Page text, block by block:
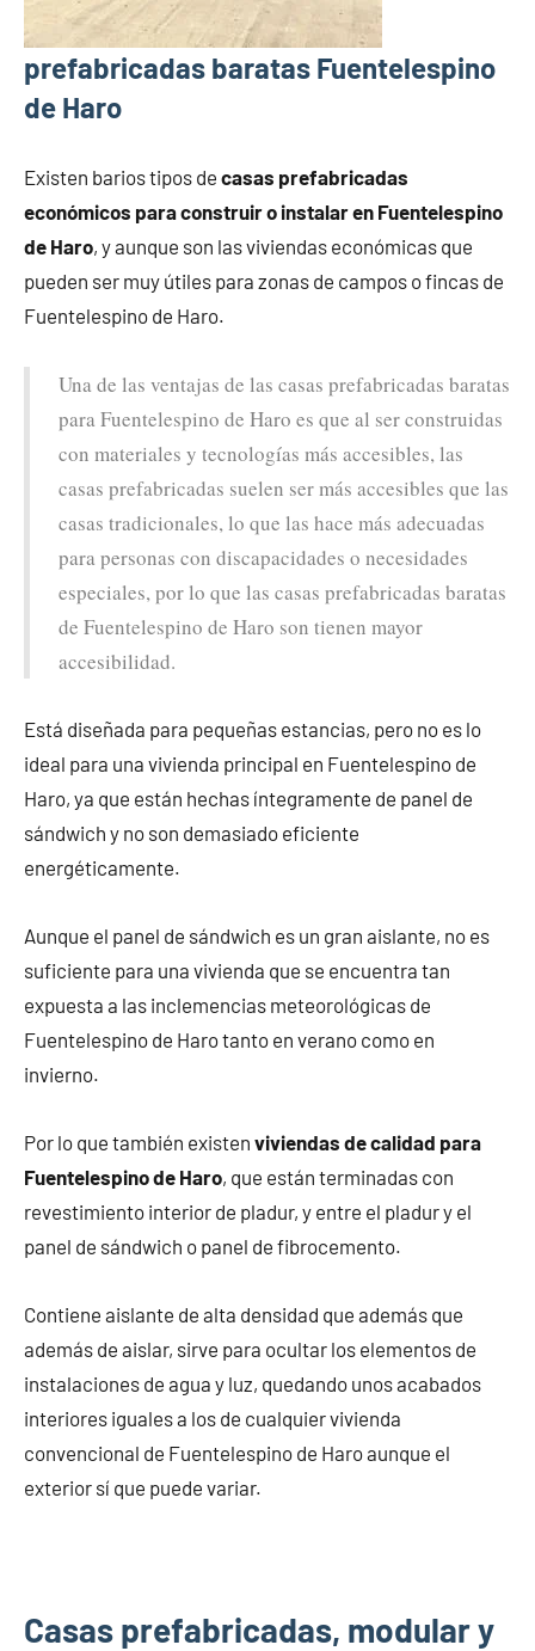
prefabricadas baratas Fuentelespino
de Haro
Existen barios tipos de casas prefabricadas
económicos para construir o instalar en Fuentelespino
de Haro, y aunque son las viviendas económicas que
pueden ser muy útiles para zonas de campos o fincas de
Fuentelespino de Haro.
Una de las ventajas de las casas prefabricadas baratas
para Fuentelespino de Haro es que al ser construidas
con materiales y tecnologías más accesibles, las
casas prefabricadas suelen ser más accesibles que las
casas tradicionales, lo que las hace más adecuadas
para personas con discapacidades o necesidades
especiales, por lo que las casas prefabricadas baratas
de Fuentelespino de Haro son tienen mayor
accesibilidad.
Está diseñada para pequeñas estancias, pero no es lo
ideal para una vivienda principal en Fuentelespino de
Haro, ya que están hechas íntegramente de panel de
sándwich y no son demasiado eficiente
energéticamente.
Aunque el panel de sándwich es un gran aislante, no es
suficiente para una vivienda que se encuentra tan
expuesta a las inclemencias meteorológicas de
Fuentelespino de Haro tanto en verano como en
invierno.
Por lo que también existen viviendas de calidad para
Fuentelespino de Haro, que están terminadas con
revestimiento interior de pladur, y entre el pladur y el
panel de sándwich o panel de fibrocemento.
Contiene aislante de alta densidad que además que
además de aislar, sirve para ocultar los elementos de
instalaciones de agua y luz, quedando unos acabados
interiores iguales a los de cualquier vivienda
convencional de Fuentelespino de Haro aunque el
exterior sí que puede variar.
Casas prefabricadas, modular y